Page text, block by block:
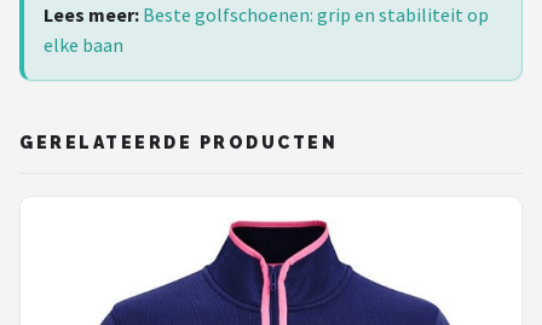
Lees meer: Beste golfschoenen: grip en stabiliteit op
elke baan
GERELATEERDE PRODUCTEN